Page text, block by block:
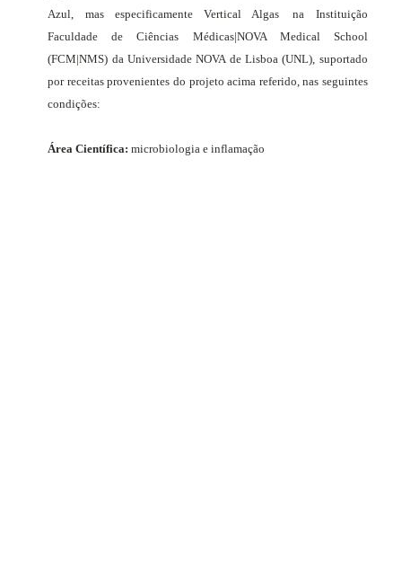
Azul, mas especificamente Vertical Algas
na Instituição
Faculdade de Ciências Médicas|NOVA Medical School
(FCM|NMS) da Universidade NOVA de Lisboa (UNL), suportado
por receitas provenientes do projeto acima referido, nas seguintes
condições:
Área Científica:microbiologia e inflamação